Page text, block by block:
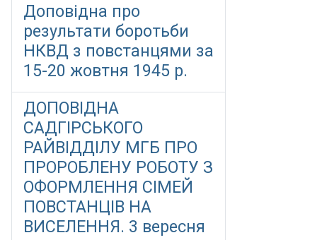
Доповідна про
результати боротьби
НКВД з повстанцями за
15-20 жовтня 1945 р.
ДОПОВІДНА
САДГІРСЬКОГО
РАЙВІДДІЛУ МГБ ПРО
ПРОРОБЛЕНУ РОБОТУ З
ОФОРМЛЕННЯ СІМЕЙ
ПОВСТАНЦІВ НА
ВИСЕЛЕННЯ. 3 вересня